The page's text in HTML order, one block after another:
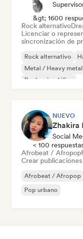
&gt; 1600
Rock alternativo
Licenciar o
sincronización de
Rock alternativo
Metal / Heavy metal
Rock psicodélico
NUEVO
Zhakira
Social
< 100
Afrobeat / Afropop
Crear
Afrobeat / Afropop
Pop urbano